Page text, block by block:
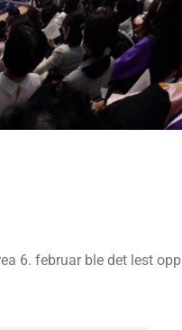
6. februar ble det lest opp